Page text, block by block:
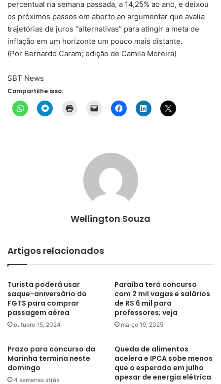
percentual na semana passada, a 14,25% ao ano, e deixou
os próximos passos em aberto ao argumentar que avalia
trajetórias de juros “alternativas” para atingir a meta de
inflação em um horizonte um pouco mais distante.
(Por Bernardo Caram; edição de Camila Moreira)
SBT News
Compartilhe isso:
Wellington Souza
Artigos relacionados
Turista poderá usar
saque-aniversário do
FGTS para comprar
passagem aérea
outubro 15, 2024
Paraíba terá concurso
com 2 mil vagas e salários
de R$ 6 mil para
professores; veja
março 19, 2025
Prazo para concurso da
Marinha termina neste
domingo
4 semanas atrás
Queda de alimentos
acelera e IPCA sobe menos
que o esperado em julho
apesar de energia elétrica